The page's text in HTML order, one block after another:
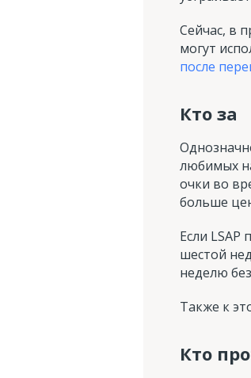
Сейчас, в
могут
после
Кто за
любимых
очки во
больше
Если
шестой
неделю
Также к
Кто